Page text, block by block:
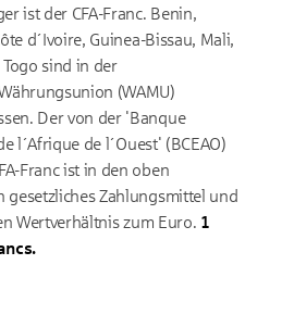
ist der CFA-Franc. Benin,
d´Ivoire, Guinea-Bissau, Mali,
sind in der
(WAMU)
Der von der 'Banque
l´Afrique de l´Ouest' (BCEAO)
Franc ist in den oben
gesetzliches Zahlungsmittel und
Wertverhältnis zum Euro. 1